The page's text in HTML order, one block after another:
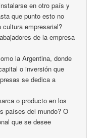
en otro país y
que punto esto no
cultura empresarial?
de la empresa
la Argentina, donde
o inversión que
se dedica a
o producto en los
países del mundo? O
que se desee